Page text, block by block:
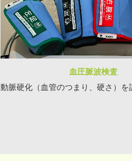
血圧脈波検査
動脈硬化（血管のつまり、硬さ）を